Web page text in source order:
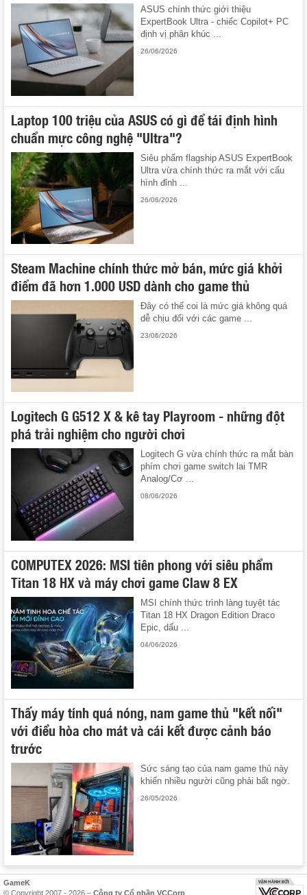
ASUS chính thức giới thiệu
ExpertBook Ultra - chiếc Copilot+ PC
định vị phân khúc ...
26/06/2026
Laptop 100 triệu của ASUS có gì để tái định hình
chuẩn mực công nghệ "Ultra"?
Siêu phẩm flagship ASUS ExpertBook
Ultra vừa chính thức ra mắt với cấu
hình đỉnh ...
26/06/2026
Steam Machine chính thức mở bán, mức giá khởi
điểm đã hơn 1.000 USD dành cho game thủ
Đây có thể coi là mức giá không quá
dễ chịu đối với các game ...
23/06/2026
Logitech G G512 X & kê tay Playroom - những đột
phá trải nghiệm cho người chơi
Logitech G vừa chính thức ra mắt bàn
phím chơi game switch lai TMR
Analog/Cơ ...
08/06/2026
COMPUTEX 2026: MSI tiên phong với siêu phẩm
Titan 18 HX và máy chơi game Claw 8 EX
MSI chính thức trình làng tuyệt tác
Titan 18 HX Dragon Edition Draco
Epic, dấu ...
04/06/2026
Thấy máy tính quá nóng, nam game thủ "kết nối"
với điều hòa cho mát và cái kết được cảnh báo
trước
Sức sáng tạo của nam game thủ này
khiến nhiều người cũng phải bất ngờ.
26/05/2026
GameK
© Copyright 2007 - 2026 – Công ty Cổ phần VCCorp